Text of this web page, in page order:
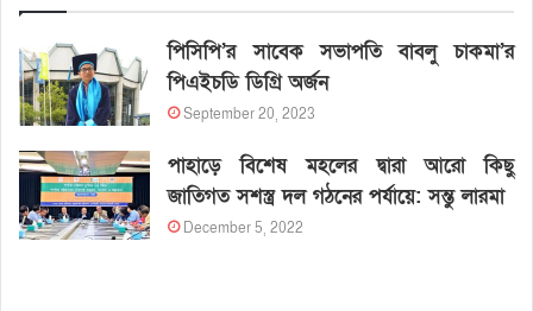
পিসিপি’র সাবেক সভাপতি বাবলু চাকমা’র
পিএইচডি ডিগ্রি অর্জন
September 20, 2023
পাহাড়ে বিশেষ মহলের দ্বারা আরো কিছু
জাতিগত সশস্ত্র দল গঠনের পর্যায়ে: সন্তু লারমা
December 5, 2022